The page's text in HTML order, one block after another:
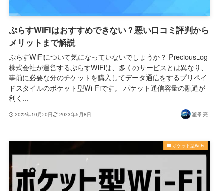
ぷらすWiFiはおすすめできない？悪い口コミ評判から
メリットまで解説
ぷらすWiFiについて気になっていないでしょうか？ PreciousLog
株式会社が運営するぷらすWiFiは、多くのサービスとは異なり、
事前に必要な分のチケットを購入してデータ通信をするプリペイ
ドスタイルのポケット型Wi-Fiです。 パケット通信容量の融通が
利く...
2022年10月20日 2023年5月8日 瀧澤 亮
ポケット型Wi-Fi